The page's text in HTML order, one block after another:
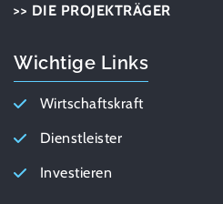
>> DIE PROJEKTRÄGER
Wichtige Links
Wirtschaftskraft
Dienstleister
Investieren